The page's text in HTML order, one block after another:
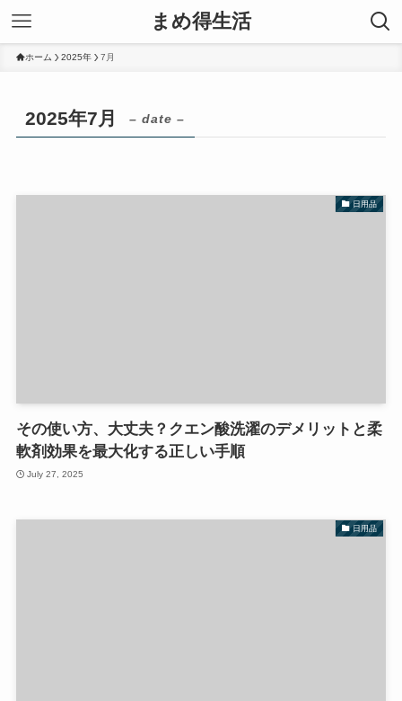
まめ得生活
ホーム 2025年 7月
2025年7月 – date –
日用品
その使い方、大丈夫？クエン酸洗濯のデメリットと柔
軟剤効果を最大化する正しい手順
July 27, 2025
日用品